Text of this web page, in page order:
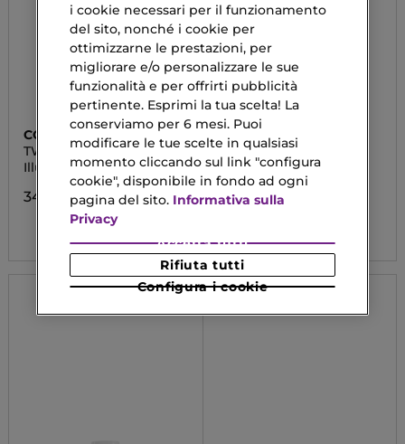
COLLISTAR
TWIST GLOWY
HIGHLIGHTER
Illuminante
34,90 €
COLLISTAR
RIGENERA
Trattamento Labbra
Anti-Rughe
Rimpolpante
i cookie necessari per il funzionamento
del sito, nonché i cookie per
ottimizzarne le prestazioni, per
migliorare e/o personalizzare le sue
funzionalità e per offrirti pubblicità
pertinente. Esprimi la tua scelta! La
conserviamo per 6 mesi. Puoi
modificare le tue scelte in qualsiasi
momento cliccando sul link "configura
cookie", disponibile in fondo ad ogni
pagina del sito. Informativa sulla
Privacy
Configura i cookie
Rifiuta tutti
Accetta tutti